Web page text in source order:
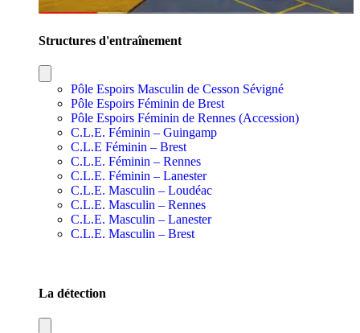
Structures d'entraînement
Pôle Espoirs Masculin de Cesson Sévigné
Pôle Espoirs Féminin de Brest
Pôle Espoirs Féminin de Rennes (Accession)
C.L.E. Féminin – Guingamp
C.L.E Féminin – Brest
C.L.E. Féminin – Rennes
C.L.E. Féminin – Lanester
C.L.E. Masculin – Loudéac
C.L.E. Masculin – Rennes
C.L.E. Masculin – Lanester
C.L.E. Masculin – Brest
La détection